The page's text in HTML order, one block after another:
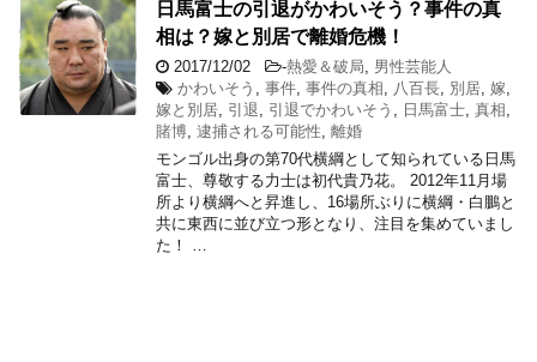
日馬富士の引退がかわいそう？事件の真
相は？嫁と別居で離婚危機！
2017/12/02 -熱愛＆破局
男性芸能人
かわいそう
事件 事件の真相 八百長 別居 嫁
嫁と別居 引退 引退でかわいそう 日馬富士 真相
賭博 逮捕される可能性 離婚
モンゴル出身の第70代横綱として知られている日馬
富士、尊敬する力士は初代貴乃花。 2012年11月場
所より横綱へと昇進し、16場所ぶりに横綱・白鵬と
共に東西に並び立つ形となり、注目を集めていまし
た！ …